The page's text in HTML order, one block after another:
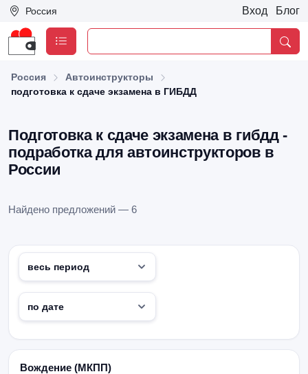
Россия Вход Блог
Россия
Автоинструкторы
подготовка к сдаче экзамена в ГИБДД
Подготовка к сдаче экзамена в гибдд -
подработка для автоинструкторов в
России
Найдено предложений — 6
Вождение (МКПП)